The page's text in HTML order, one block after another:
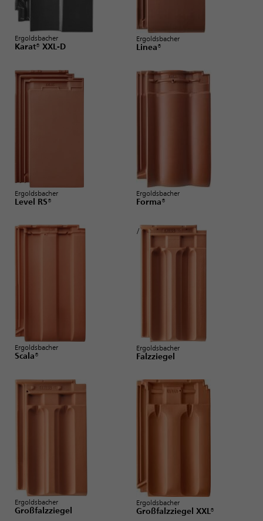
Ergoldsbacher
Karat® XXL-D
Ergoldsbacher
Linea®
Ergoldsbacher
Level RS®
Ergoldsbacher
Forma®
Ergoldsbacher
Scala®
/
Ergoldsbacher
Falzziegel
Ergoldsbacher
Großfalzziegel
Ergoldsbacher
Großfalzziegel XXL®